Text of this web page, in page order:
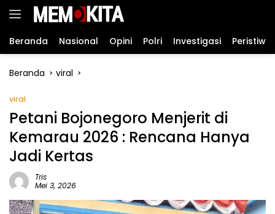
Langsung
Beranda Nasional Opini Polri Investigasi Peristiwa
Beranda viral
viral
Petani Bojonegoro Menjerit di
Kemarau 2026 : Rencana Hanya
Jadi Kertas
Tris
Mei 3, 2026